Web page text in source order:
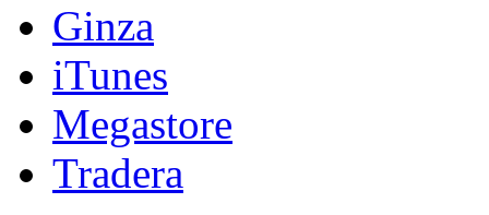
Ginza
iTunes
Megastore
Tradera